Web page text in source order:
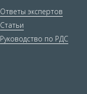
Ответы экспертов
Статьи
Руководство по РДС